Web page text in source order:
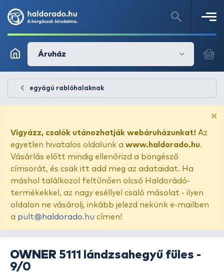
Áruház
egyágú rablóhalaknak
×
Vigyázz, csalók utánozhatják webáruházunkat! Az
egyetlen hivatalos oldalunk a www.haldorado.hu.
Vásárlás előtt mindig ellenőrizd a böngésző
címsorát, és csak itt add meg az adataidat. Ha
máshol találkozol feltűnően olcsó Haldorádó-
termékekkel, az nagy eséllyel csaló másolat - ilyen
oldalon ne vásárolj, inkább jelezd nekünk e-mailben
a pult@haldorado.hu címen!
OWNER 5111 lándzsahegyű füles -
9/0